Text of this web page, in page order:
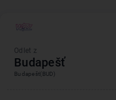
Odlet z
Budapešť
Budapešť(BUD)